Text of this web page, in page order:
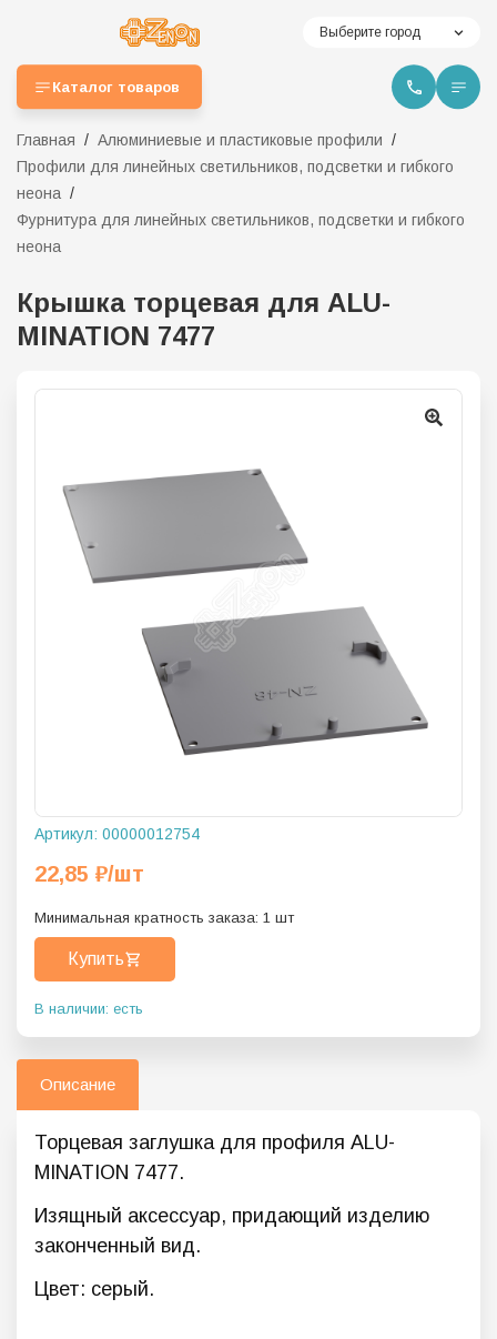
Выберите город
Каталог товаров
Главная
Алюминиевые и пластиковые профили
Профили для линейных светильников, подсветки и гибкого
неона
Фурнитура для линейных светильников, подсветки и гибкого
неона
Крышка торцевая для ALU-
MINATION 7477
Артикул: 00000012754
22,85 ₽/шт
Минимальная кратность заказа: 1 шт
Купить
В наличии: есть
Описание
Торцевая заглушка для профиля ALU-
MINATION 7477.
Изящный аксессуар, придающий изделию
законченный вид.
Цвет: серый.